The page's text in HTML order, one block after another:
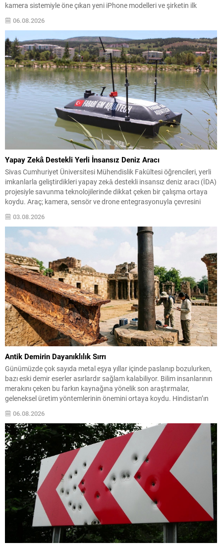
kamera sistemiyle öne çıkan yeni iPhone modelleri ve şirketin ilk
iyileştirmeleri, daha büyük piller ve...
06.08.2026
Yapay Zekâ Destekli Yerli İnsansız Deniz Aracı
Sivas Cumhuriyet Üniversitesi Mühendislik Fakültesi öğrencileri, yerli
imkanlarla geliştirdikleri yapay zekâ destekli insansız deniz aracı (İDA)
projesiyle savunma teknolojilerinde dikkat çeken bir çalışma ortaya
koydu. Araç; kamera, sensör ve drone entegrasyonuyla çevresini
analiz edip otonom görevler gerçekleştirebiliyor. Geliştirilen sistem,
deniz üzerinde bağımsız hareket edebilmenin ötesinde; hava, kara ve
deniz unsurlarını...
03.08.2026
Antik Demirin Dayanıklılık Sırrı
Günümüzde çok sayıda metal eşya yıllar içinde paslanıp bozulurken,
bazı eski demir eserler asırlardır sağlam kalabiliyor. Bilim insanlarının
merakını çeken bu farkın kaynağına yönelik son araştırmalar,
geleneksel üretim yöntemlerinin önemini ortaya koydu. Hindistan’ın
orta kesiminden Agaria ustalarının kuşaktan kuşağa aktardığı demir
işleme teknikleri incelendiğinde, metalin yüzeyinde kendiliğinden
oluşan koruyucu bir...
06.08.2026